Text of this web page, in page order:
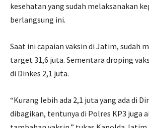
kesehatan yang sudah melaksanakan
berlangsung ini.
Saat ini capaian vaksin di Jatim, sudah
target 31,6 juta. Sementara droping
di Dinkes 2,1 juta.
“Kurang lebih ada 2,1 juta yang ada di
dibagikan, tentunya di Polres KP3 juga